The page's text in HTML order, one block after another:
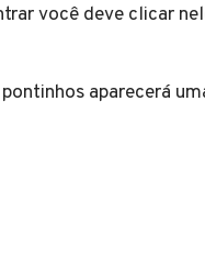
você deve clicar
aparecerá